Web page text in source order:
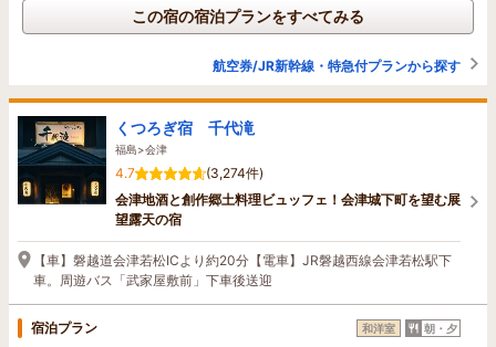
この宿の宿泊プランをすべてみる
航空券/JR新幹線・特急付プランから探す
くつろぎ宿 千代滝
福島>会津
4.7
(3,274件)
会津地酒と創作郷土料理ビュッフェ！会津城下町を望む展
望露天の宿
【車】磐越道会津若松ICより約20分【電車】JR磐越西線会津若松駅下
車。周遊バス「武家屋敷前」下車後送迎
宿泊プラン 和洋室 朝・夕